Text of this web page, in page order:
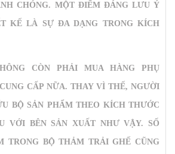
CHÓNG. MỘT ĐIỂM ĐÁNG LƯU Ý
KẾ LÀ SỰ ĐA DẠNG TRONG KÍCH
CÒN PHẢI MUA HÀNG PHỤ
CẤP NỮA. THAY VÌ THẾ, NGƯỜI
BỘ SẢN PHẨM THEO KÍCH THƯỚC
VỚI BÊN SẢN XUẤT NHƯ VẬY. SỐ
TRONG BỘ THẢM TRẢI GHẾ CŨNG